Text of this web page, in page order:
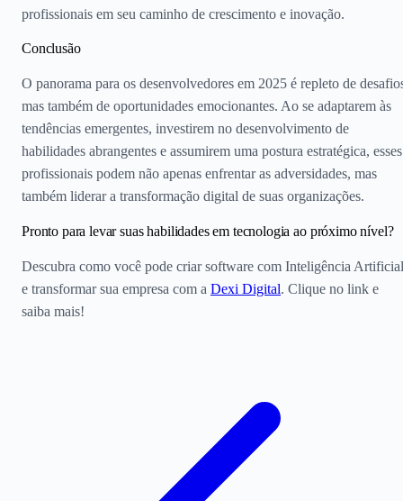
profissionais em seu caminho de crescimento e inovação.
Conclusão
O panorama para os desenvolvedores em 2025 é repleto de
mas também de oportunidades emocionantes. Ao se adaptarem às
tendências emergentes, investirem no desenvolvimento de
habilidades abrangentes e assumirem uma postura estratégica, esses
profissionais podem não apenas enfrentar as adversidades, mas
também liderar a transformação digital de suas organizações.
Pronto para levar suas habilidades em tecnologia ao próximo nível?
Descubra como você pode criar software com Inteligência Artificial
e transformar sua empresa com a Dexi Digital. Clique no link e
saiba mais!